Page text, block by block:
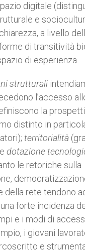
digitale
e
a livello
di transitività
di esperienza.
strutturali
l’accesso
la
distinto in
territorialità
dotazione
le retoriche sulla
della rete tendono
forte incidenza
e i modi di
i giovani
e